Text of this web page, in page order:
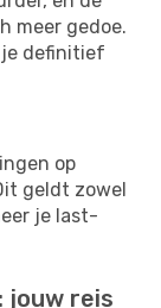
meer gedoe.
je definitief
op
geldt zowel
je last-
jouw reis